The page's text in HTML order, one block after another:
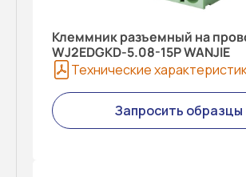
Клеммник разъемный на
WJ2EDGKD-5.08-15P WANJIE
Технические
Запросить образцы